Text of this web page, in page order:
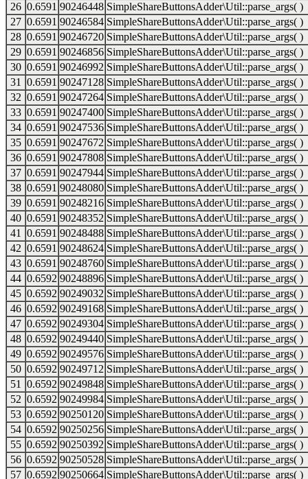
26 0.6591 90246448 SimpleShareButtonsAdder\Util::parse_args( )
27 0.6591 90246584 SimpleShareButtonsAdder\Util::parse_args( )
28 0.6591 90246720 SimpleShareButtonsAdder\Util::parse_args( )
29 0.6591 90246856 SimpleShareButtonsAdder\Util::parse_args( )
30 0.6591 90246992 SimpleShareButtonsAdder\Util::parse_args( )
31
0.6591 90247128 SimpleShareButtonsAdder\Util::parse_args( )
32 0.6591 90247264 SimpleShareButtonsAdder\Util::parse_args( )
33 0.6591 90247400 SimpleShareButtonsAdder\Util::parse_args( )
34 0.6591 90247536 SimpleShareButtonsAdder\Util::parse_args( )
35 0.6591 90247672 SimpleShareButtonsAdder\Util::parse_args( )
36 0.6591 90247808 SimpleShareButtonsAdder\Util::parse_args( )
37 0.6591 90247944 SimpleShareButtonsAdder\Util::parse_args( )
38 0.6591 90248080 SimpleShareButtonsAdder\Util::parse_args( )
39 0.6591 90248216 SimpleShareButtonsAdder\Util::parse_args( )
40 0.6591 90248352 SimpleShareButtonsAdder\Util::parse_args( )
41
0.6591 90248488 SimpleShareButtonsAdder\Util::parse_args( )
42 0.6591 90248624 SimpleShareButtonsAdder\Util::parse_args( )
43 0.6591 90248760 SimpleShareButtonsAdder\Util::parse_args( )
44 0.6592 90248896 SimpleShareButtonsAdder\Util::parse_args( )
45 0.6592 90249032 SimpleShareButtonsAdder\Util::parse_args( )
46 0.6592 90249168 SimpleShareButtonsAdder\Util::parse_args( )
47 0.6592 90249304 SimpleShareButtonsAdder\Util::parse_args( )
48 0.6592 90249440 SimpleShareButtonsAdder\Util::parse_args( )
49 0.6592 90249576 SimpleShareButtonsAdder\Util::parse_args( )
50 0.6592 90249712 SimpleShareButtonsAdder\Util::parse_args( )
51
0.6592 90249848 SimpleShareButtonsAdder\Util::parse_args( )
52 0.6592 90249984 SimpleShareButtonsAdder\Util::parse_args( )
53 0.6592 90250120 SimpleShareButtonsAdder\Util::parse_args( )
54 0.6592 90250256 SimpleShareButtonsAdder\Util::parse_args( )
55 0.6592 90250392 SimpleShareButtonsAdder\Util::parse_args( )
56 0.6592 90250528 SimpleShareButtonsAdder\Util::parse_args( )
57 0.6592 90250664 SimpleShareButtonsAdder\Util::parse_args( )